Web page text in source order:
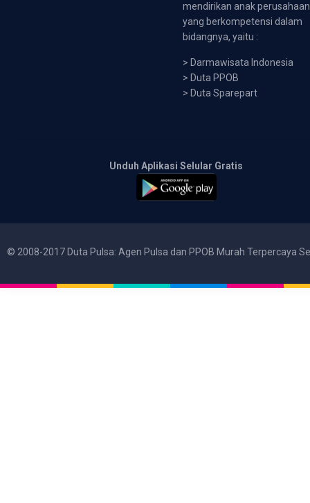
mendirikan anak perusahaan
yang berkompetensi dalam
bidangnya, yaitu :
> Darmawisata Indonesia
> Duta PPOB
> Duta Sparepart
Unduh Aplikasi Selular Gratis
© 2008-2017 Duta Pulsa: Agen Pulsa dan PPOB Murah Terpercaya